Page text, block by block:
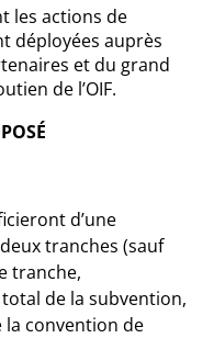
les actions de
déployées auprès
et du grand
de l’OIF.
d’une
tranches (sauf
tranche,
de la subvention,
la convention de